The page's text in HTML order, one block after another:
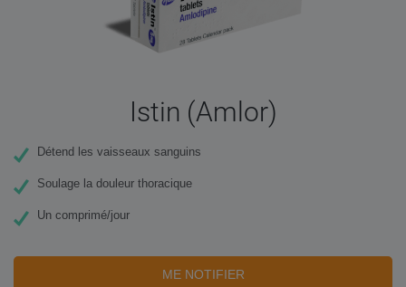
Istin (Amlor)
Détend les vaisseaux sanguins
Soulage la douleur thoracique
Un comprimé/jour
ME NOTIFIER